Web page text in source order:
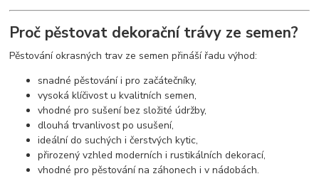
Proč pěstovat dekorační trávy ze semen?
Pěstování okrasných trav ze semen přináší řadu výhod:
snadné pěstování i pro začátečníky,
vysoká klíčivost u kvalitních semen,
vhodné pro sušení bez složité údržby,
dlouhá trvanlivost po usušení,
ideální do suchých i čerstvých kytic,
přirozený vzhled moderních i rustikálních dekorací,
vhodné pro pěstování na záhonech i v nádobách.